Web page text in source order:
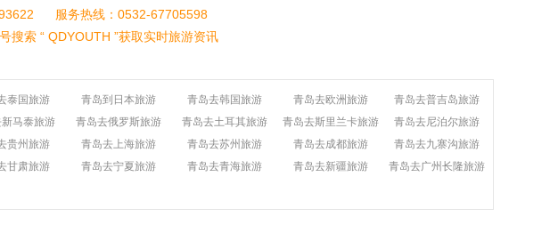
服务热线：0532-67705598
搜索 “ QDYOUTH ”获取实时旅游资讯
泰国旅游 青岛到日本旅游 青岛去韩国旅游 青岛去欧洲旅游
青岛去普吉岛旅游
马泰旅游 青岛去俄罗斯旅游 青岛去土耳其旅游 青岛去斯里兰卡旅游
青岛去尼泊尔旅游
贵州旅游 青岛去上海旅游 青岛去苏州旅游 青岛去成都旅游
青岛去九寨沟旅游
甘肃旅游 青岛去宁夏旅游 青岛去青海旅游 青岛去新疆旅游
青岛去广州长隆旅游